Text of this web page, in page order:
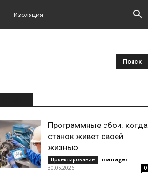
Изоляция
Программные сбои: когда
станок живет своей
жизнью
Проектирование manager -
30.06.2026
0